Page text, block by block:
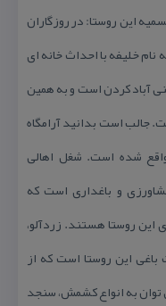
این روستا: در روزگاران
شخصی به نام خلیفه با احداث خانه ای
آباد كردن است و به همین
جالب است بدانید آرامگاه
شده است. شغل اهالی
و باغداری است كه
روستا هستند. زردآلو،
باغی این روستا است كه از
به انواع كشمش، سنجد